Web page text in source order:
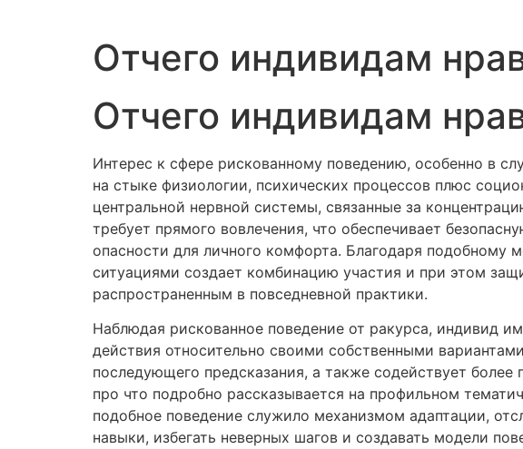
Отчего индивидам
Отчего индивидам
Интерес к сфере рискованному поведению, особенно в
на стыке физиологии, психических процессов плюс
центральной нервной системы, связанные за
требует прямого вовлечения, что обеспечивает
опасности для личного комфорта. Благодаря
ситуациями создает комбинацию участия и при этом
распространенным в повседневной практики.
Наблюдая рискованное поведение от ракурса, индивид
действия относительно своими собственными
последующего предсказания, а также содействует более
про что подробно рассказывается на профильном
подобное поведение служило механизмом адаптации,
навыки, избегать неверных шагов и создавать модели